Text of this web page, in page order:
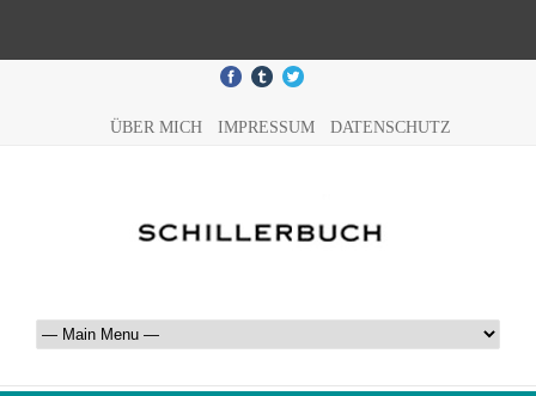
ÜBER MICH IMPRESSUM DATENSCHUTZ